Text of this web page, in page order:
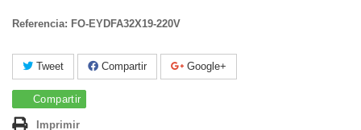
Referencia: FO-EYDFA32X19-220V
Tweet Compartir Google+
Compartir
Imprimir